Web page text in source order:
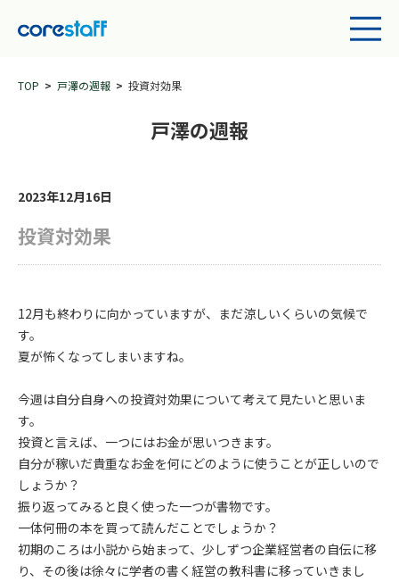
TOP 戸澤の週報 投資対効果
戸澤の週報
2023年12月16日
投資対効果
12月も終わりに向かっていますが、まだ涼しいくらいの気候で
す。
夏が怖くなってしまいますね。
今週は自分自身への投資対効果について考えて見たいと思いま
す。
投資と言えば、一つにはお金が思いつきます。
自分が稼いだ貴重なお金を何にどのように使うことが正しいので
しょうか？
振り返ってみると良く使った一つが書物です。
一体何冊の本を買って読んだことでしょうか？
初期のころは小説から始まって、少しずつ企業経営者の自伝に移
り、その後は徐々に学者の書く経営の教科書に移っていきまし